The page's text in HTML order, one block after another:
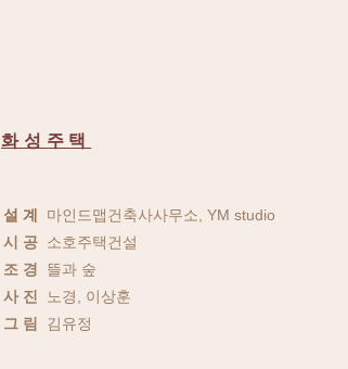
​화성주택
설 계
마인드맵건축사사무소, YM studio
시 공 소호주택건설
조 경 뜰과 숲
사 진
노경, 이상훈
​그 림
김유정